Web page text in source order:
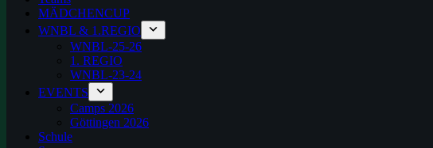
MÄDCHENCUP
WNBL & 1.REGIO
WNBL-25-26
1. REGIO
WNBL-23-24
EVENTS
Camps 2026
Göttingen 2026
Schule